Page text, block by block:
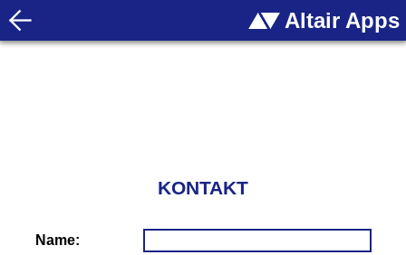
Altair Apps
KONTAKT
Name: